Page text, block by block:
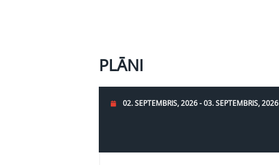
PLĀNI
02. SEPTEMBRIS, 2026 - 03. SEPTEMBRIS, 2026